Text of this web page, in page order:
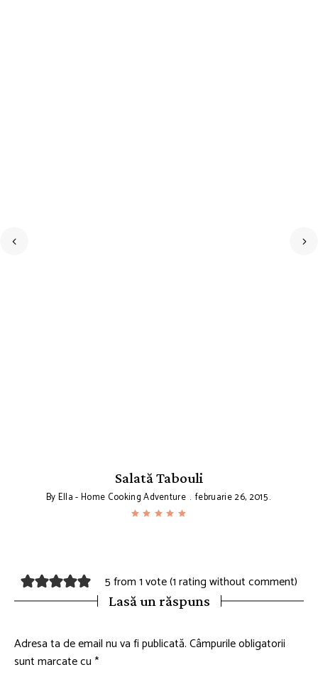
Salată Tabouli
ByElla - Home Cooking Adventure februarie 26, 2015
5 from 1 vote (1 rating without comment)
Lasă un răspuns
Adresa ta de email nu va fi publicată.Câmpurile obligatorii
sunt marcate cu*